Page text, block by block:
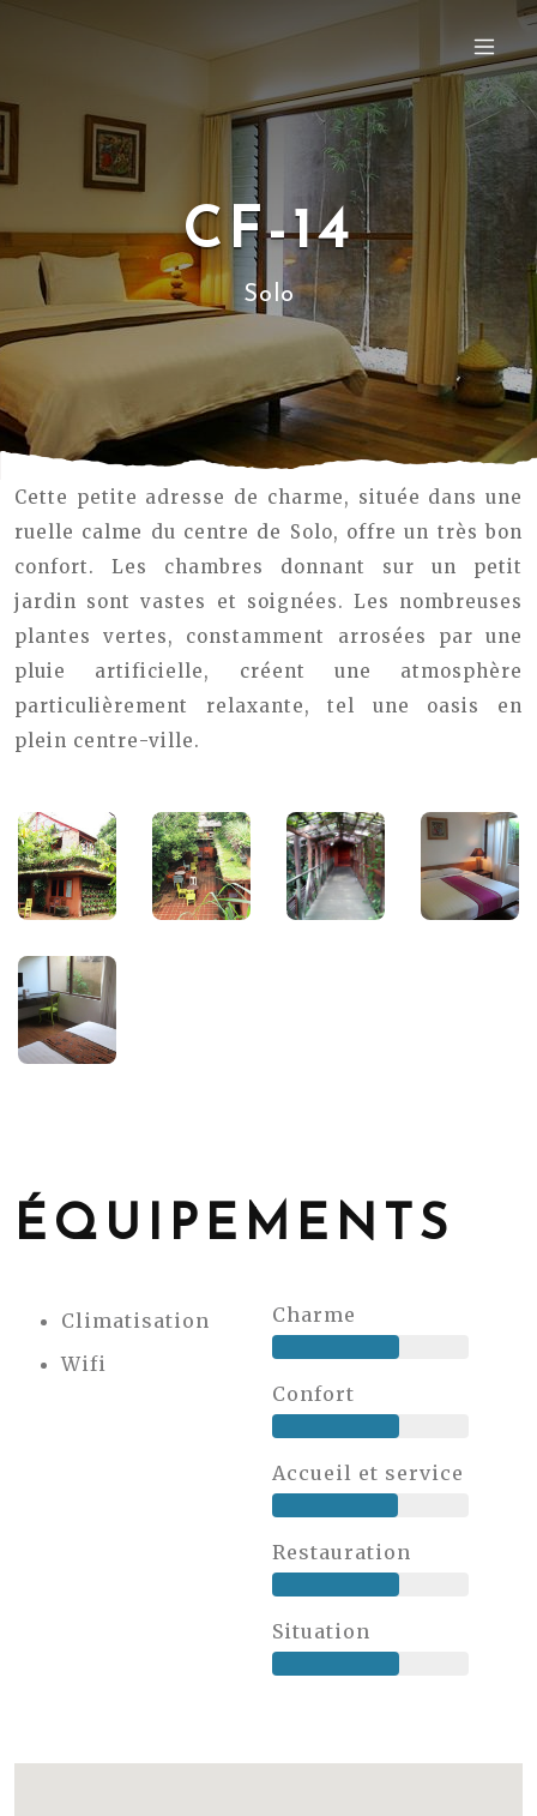
CF-14
Solo
Cette petite adresse de charme, située dans une
ruelle calme du centre de Solo, offre un très bon
confort. Les chambres donnant sur un petit
jardin sont vastes et soignées. Les nombreuses
plantes vertes, constamment arrosées par une
pluie artificielle, créent une atmosphère
particulièrement relaxante, tel une oasis en
plein centre-ville.
ÉQUIPEMENTS
Climatisation
Wifi
Charme
Confort
Accueil et service
Restauration
Situation